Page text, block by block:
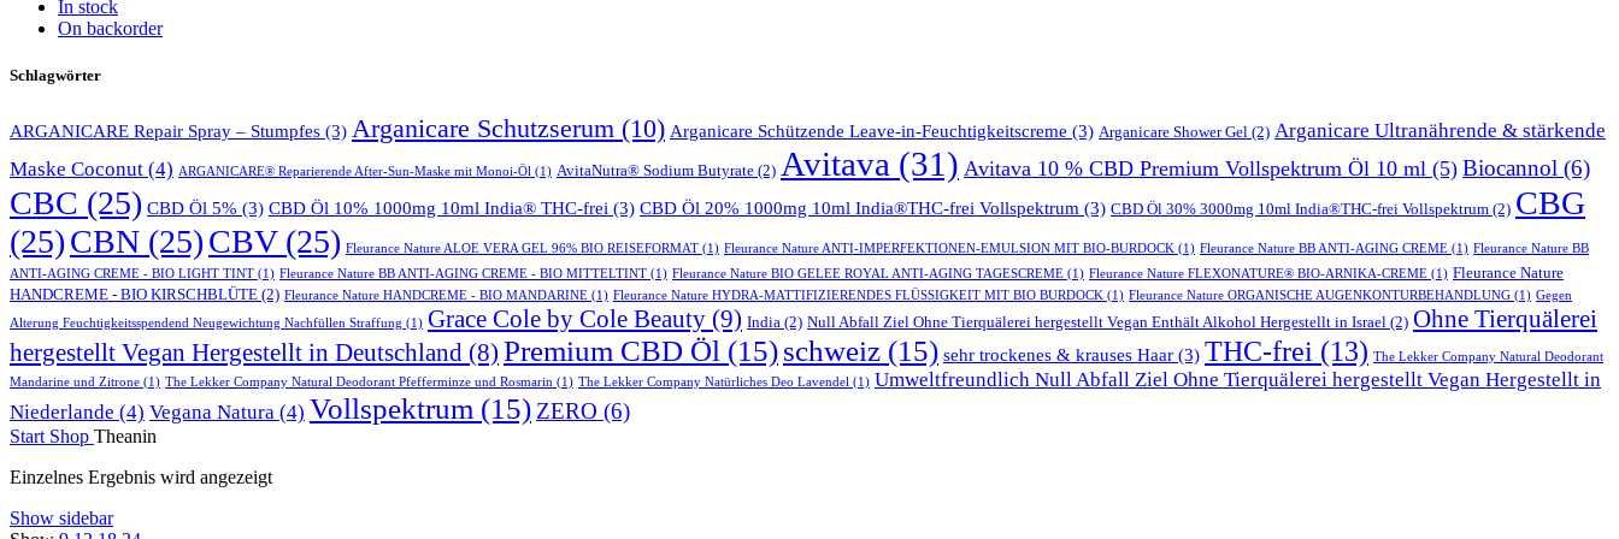
In stock
On backorder
Schlagwörter
ARGANICARE Repair Spray – Stumpfes (3) Arganicare Schutzserum (10) Arganicare Schützende Leave-in-Feuchtigkeitscreme (3) Arganicare Shower Gel (2) Arganicare Ultranährende & stärkende
Maske Coconut (4) ARGANICARE® Reparierende After-Sun-Maske mit Monoi-Öl (1) AvitaNutra® Sodium Butyrate (2) Avitava (31) Avitava 10 % CBD Premium Vollspektrum Öl 10 ml (5) Biocannol (6)
CBC (25) CBD Öl 5% (3) CBD Öl 10% 1000mg 10ml India® THC-frei (3) CBD Öl 20% 1000mg 10ml India®THC-frei Vollspektrum (3) CBD Öl 30% 3000mg 10ml India®THC-frei Vollspektrum (2) CBG
(25)CBN (25)CBV(25) Fleurance Nature ALOE VERA GEL 96% BIO REISEFORMAT (1) Fleurance Nature ANTI-IMPERFEKTIONEN-EMULSION MIT BIO-BURDOCK (1) Fleurance Nature BB ANTI-AGING CREME (1) Fleurance Nature BB
ANTI-AGING CREME - BIO LIGHT TINT (1) Fleurance Nature BB ANTI-AGING CREME - BIO MITTELTINT (1) Fleurance Nature BIO GELEE ROYAL ANTI-AGING TAGESCREME (1) Fleurance Nature FLEXONATURE® BIO-ARNIKA-CREME (1) Fleurance Nature
HANDCREME - BIO KIRSCHBLÜTE (2) Fleurance Nature HANDCREME - BIO MANDARINE (1) Fleurance Nature HYDRA-MATTIFIZIERENDES FLÜSSIGKEIT MIT BIO BURDOCK (1) Fleurance Nature ORGANISCHE AUGENKONTURBEHANDLUNG (1) Gegen
Alterung Feuchtigkeitsspendend Neugewichtung Nachfüllen Straffung (1) Grace Cole by Cole Beauty (9) India (2) Null Abfall Ziel Ohne Tierquälerei hergestellt Vegan Enthält Alkohol Hergestellt in Israel (2) Ohne Tierquälerei
hergestellt Vegan Hergestellt in Deutschland (8) Premium CBD Öl (15)schweiz (15) sehr trockenes & krauses Haar (3) THC-frei (13) The Lekker Company Natural Deodorant
Mandarine und Zitrone (1) The Lekker Company Natural Deodorant Pfefferminze und Rosmarin (1) The Lekker Company Natürliches Deo Lavendel (1) Umweltfreundlich Null Abfall Ziel Ohne Tierquälerei hergestellt Vegan Hergestellt in
Niederlande (4) Vegana Natura (4) Vollspektrum (15) ZERO (6)
Start Shop Theanin
Einzelnes Ergebnis wird angezeigt
Show sidebar